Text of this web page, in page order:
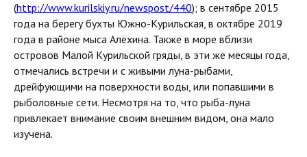
(http://www.kurilskiy.ru/newspost/440); в сентябре 2015
года на берегу бухты Южно-Курильская, в октябре 2019
года в районе мыса Алёхина. Также в море вблизи
островов Малой Курильской гряды, в эти же месяцы года,
отмечались встречи и с живыми луна-рыбами,
дрейфующими на поверхности воды, или попавшими в
рыболовные сети. Несмотря на то, что рыба-луна
привлекает внимание своим внешним видом, она мало
изучена.